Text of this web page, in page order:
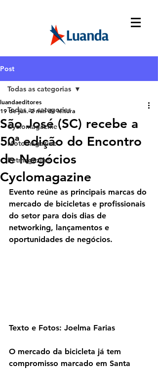
Post
Todas as categorias
Cyclomagazine
Motomagazine
Petmagazine
Todas as categorias
São José (SC) recebe a
50ª edição do Encontro
de Negócios
Cyclomagazine
luandaeditores
19 de jun. 2 min de leitura
Evento reúne as principais marcas do
mercado de bicicletas e profissionais
do setor para dois dias de
networking, lançamentos e
oportunidades de negócios.
Texto e Fotos: Joelma Farias
O mercado da bicicleta já tem
compromisso marcado em Santa